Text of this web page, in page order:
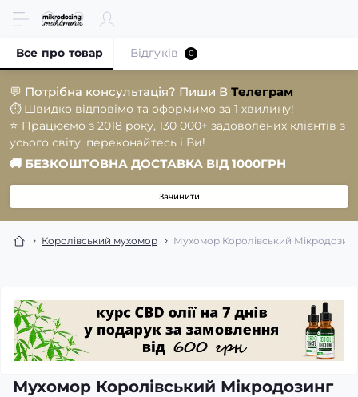
💬 Потрібна консультація? Пиши В Телеграм
⏱️ Швидко відповімо та оформимо за 1 хвилину!
⭐️ Працюємо з 2018 року, 130 000+ задоволених клієнтів з
усього світу, переконайтесь і Ви!
🚚 БЕЗКОШТОВНА ДОСТАВКА ВІД 1000ГРН
Зачинити
Королівський мухомор Мухомор Королівський
Мухомор Королівський Мікродозинг
Все про товар Відгуків 0